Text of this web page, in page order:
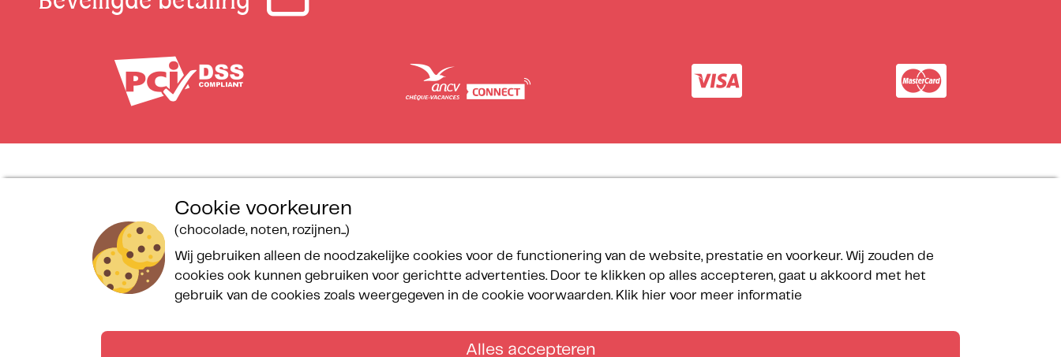
Handvest voor de
bescherming van
persoonsgegevens
Algemene
voorwaarden
Reserveringsformulier
Spa Bulle des Sables
Campingreglement
Prijzen
Aanbevelings-
Programma
Getrouwheidsprogramma
Contact
Cookie voorkeuren
(chocolade, noten, rozijnen...)
Wij gebruiken alleen de noodzakelijke cookies voor de functionering van de website, prestatie en voorkeur. Wij zouden de
cookies ook kunnen gebruiken voor gerichtte advertenties. Door te klikken op alles accepteren, gaat u akkoord met het
gebruik van de cookies zoals weergegeven in de cookie voorwaarden. Klik hier voor meer informatie
Alles accepteren